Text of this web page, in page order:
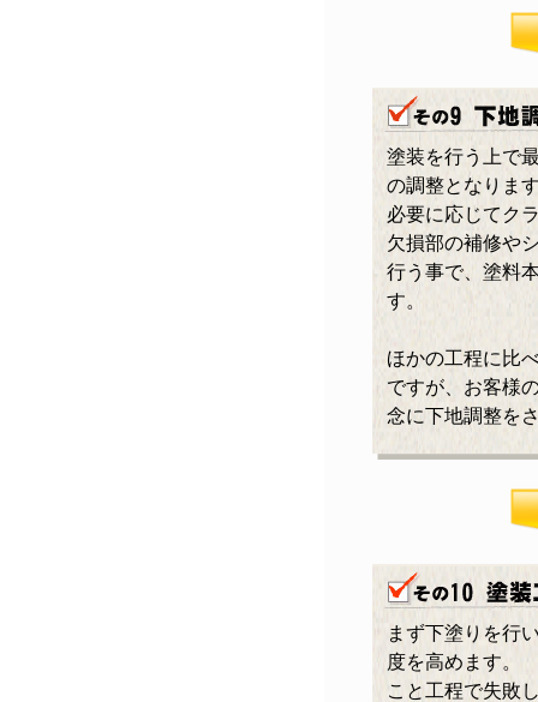
塗装を行う上で
の調整となりま
必要に応じてク
欠損部の補修や
行う事で、塗料
す。
ほかの工程に比
ですが、お客様
念に下地調整を
まず下塗りを行
度を高めます。
こと工程で失敗